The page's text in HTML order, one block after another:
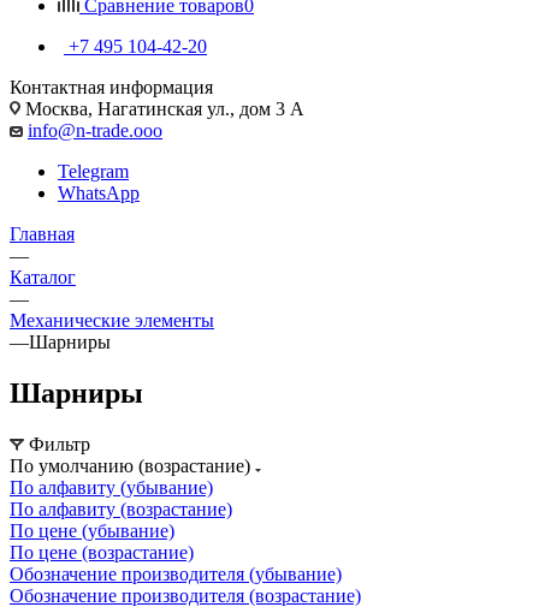
Сравнение товаров0
+7 495 104-42-20
Контактная информация
Москва, Нагатинская ул., дом 3 А
info@n-trade.ooo
Telegram
WhatsApp
Главная
—
Каталог
—
Механические элементы
—Шарниры
Шарниры
Фильтр
По умолчанию (возрастание)
По алфавиту (убывание)
По алфавиту (возрастание)
По цене (убывание)
По цене (возрастание)
Обозначение производителя (убывание)
Обозначение производителя (возрастание)